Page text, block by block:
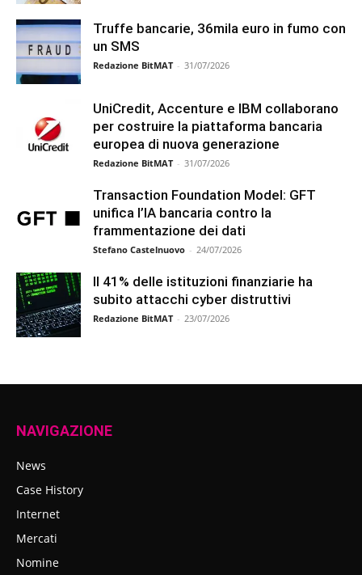
Truffe bancarie, 36mila euro in fumo con
un SMS
Redazione BitMAT - 31/07/2026
UniCredit, Accenture e IBM collaborano
per costruire la piattaforma bancaria
europea di nuova generazione
Redazione BitMAT - 31/07/2026
Transaction Foundation Model: GFT
unifica l’IA bancaria contro la
frammentazione dei dati
Stefano Castelnuovo - 24/07/2026
Il 41% delle istituzioni finanziarie ha
subito attacchi cyber distruttivi
Redazione BitMAT - 23/07/2026
NAVIGAZIONE
News
Case History
Internet
Mercati
Nomine